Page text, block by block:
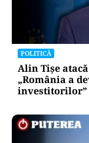
POLITICĂ
Alin Tișe
„România a
investitorilor”